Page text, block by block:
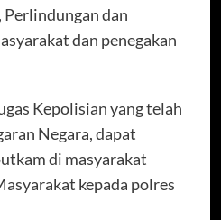
dan
dan penegakan
Kepolisian yang telah
Negara, dapat
di masyarakat
kepada polres